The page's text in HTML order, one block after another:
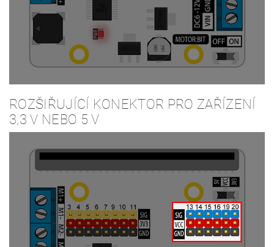
ROZŠIŘUJÍCÍ KONEKTOR PRO ZAŘÍZENÍ
3,3 V NEBO 5 V